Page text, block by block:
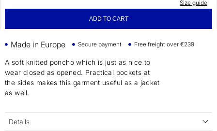
Size guide
ADD TO CART
Made in Europe Secure payment Free freight over €239
A soft knitted poncho which is just as nice to
wear closed as opened. Practical pockets at
the sides makes this garment useful as a jacket
as well.
Details